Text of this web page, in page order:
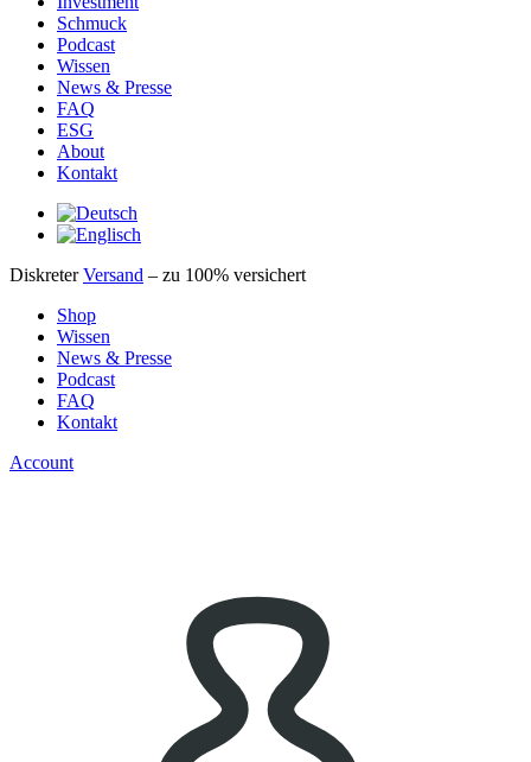
Schmuck
Podcast
Wissen
News & Presse
FAQ
ESG
About
Kontakt
DiskreterVersand – zu 100% versichert
Shop
Wissen
News & Presse
Podcast
FAQ
Kontakt
Account